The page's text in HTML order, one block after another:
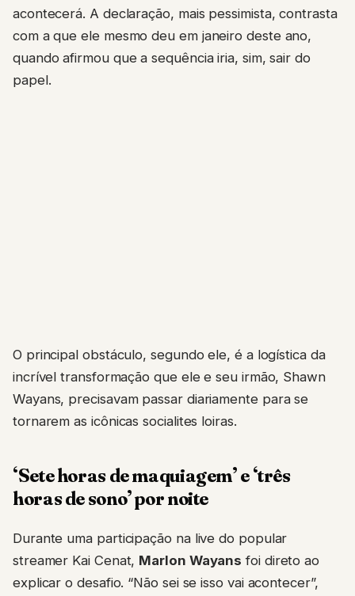
acontecerá. A declaração, mais pessimista, contrasta
com a que ele mesmo deu em janeiro deste ano,
quando afirmou que a sequência iria, sim, sair do
papel.
O principal obstáculo, segundo ele, é a logística da
incrível transformação que ele e seu irmão, Shawn
Wayans, precisavam passar diariamente para se
tornarem as icônicas socialites loiras.
‘Sete horas de maquiagem’ e ‘três
horas de sono’ por noite
Durante uma participação na live do popular
streamer Kai Cenat, Marlon Wayans foi direto ao
explicar o desafio. “Não sei se isso vai acontecer”,